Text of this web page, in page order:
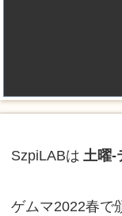
SzpiLABは 土曜-
ゲムマ2022春で